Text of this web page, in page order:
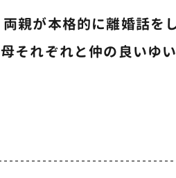
両親が本格的に離婚話を
母それぞれと仲の良いゆ